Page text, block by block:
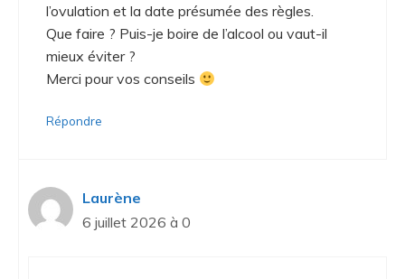
l’ovulation et la date présumée des règles.
Que faire ? Puis-je boire de l’alcool ou vaut-il
mieux éviter ?
Merci pour vos conseils
Répondre
Laurène
6 juillet 2026 à 0